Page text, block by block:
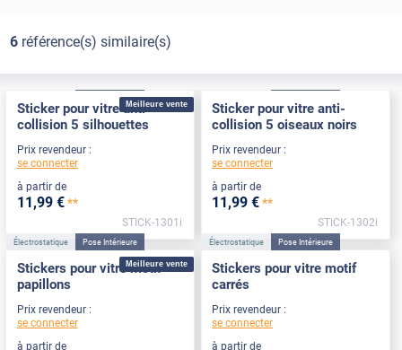
6référence(s) similaire(s)
Meilleure vente
Sticker pour vitre anti-
collision 5 silhouettes
Prix revendeur :
se connecter
à partir de
11,99 € **
STICK-1301i
Sticker pour vitre anti-
collision 5 oiseaux noirs
Prix revendeur :
se connecter
à partir de
11,99 €**
STICK-1302i
Meilleure vente
Électrostatique Pose Intérieure
Stickers pour vitre motif
papillons
Prix revendeur :
se connecter
à partir de
Électrostatique Pose Intérieure
Stickers pour vitre motif
carrés
Prix revendeur :
se connecter
à partir de